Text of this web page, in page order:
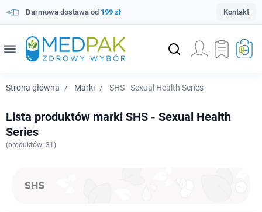
Darmowa dostawa od 199 zł Kontakt
menu
Strona główna Marki SHS - Sexual Health Series
Lista produktów marki SHS - Sexual Health
Series
(produktów: 31)